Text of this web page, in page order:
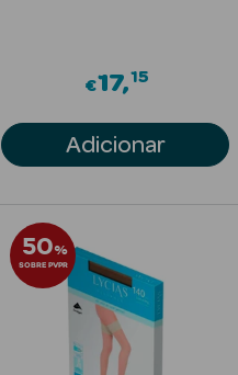
€17 15
Adicionar
50%
SOBRE PVPR